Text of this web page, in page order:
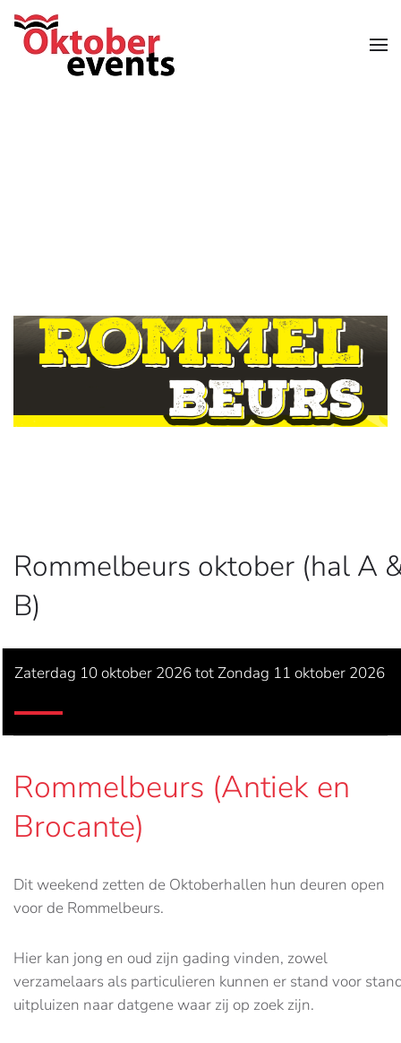
Skip to main content
Rommelbeurs oktober (hal A
B)
Zaterdag 10 oktober 2026 tot Zondag 11 oktober 2026
Rommelbeurs (Antiek en
Brocante)
Dit weekend zetten de Oktoberhallen hun deuren open
voor de Rommelbeurs.
Hier kan jong en oud zijn gading vinden, zowel
verzamelaars als particulieren kunnen er stand voor
uitpluizen naar datgene waar zij op zoek zijn.